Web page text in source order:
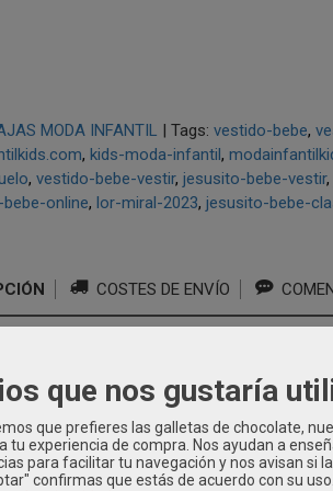
MODA INFANTIL | Tags: vestido-bebe
kids-moda-infantil
vestido-bebe-vestir jesusito-bebe-vestir
online lor-miral-2023 jesusito-bebe-
COSTES DE ENVÍO
BEBE LOR MIRAL
vestir de Lor Miral,precioso vestido
con bonita falda de vuelo estampada
verde atenuado.Vestido de bebe Lor
que nos gustaría
que prefieres las galletas de chocolate,
tu experiencia de compra. Nos ayudan a
para facilitar tu navegación y nos avisan si
confirmas que estás de acuerdo con su uso.